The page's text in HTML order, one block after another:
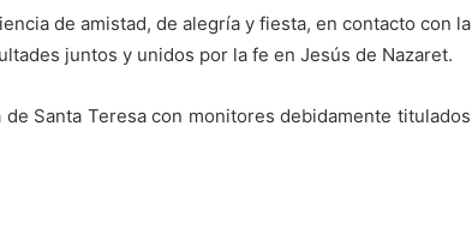
de amistad, de alegría y fiesta, en contacto con la
juntos y unidos por la fe en Jesús de Nazaret.
Santa Teresa con monitores debidamente titulados